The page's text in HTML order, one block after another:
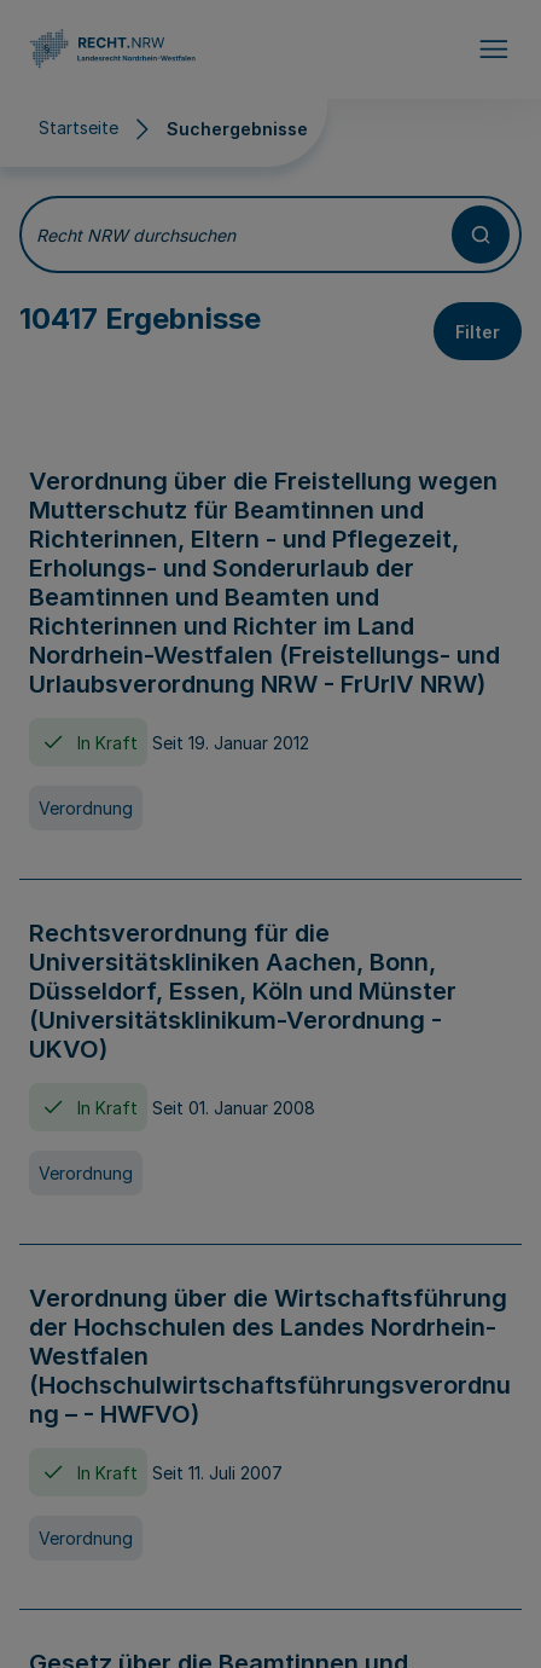
Startseite Suchergebnisse
Suchergebnisse
Recht NRW durchsuchen
10417 Ergebnisse Filter
Verordnung über die Freistellung wegen
Mutterschutz für Beamtinnen und
Richterinnen, Eltern - und Pflegezeit,
Erholungs- und Sonderurlaub der
Beamtinnen und Beamten und
Richterinnen und Richter im Land
Nordrhein-Westfalen (Freistellungs- und
Urlaubsverordnung NRW - FrUrlV NRW)
In Kraft Seit 19. Januar 2012
Verordnung
Rechtsverordnung für die
Universitätskliniken Aachen, Bonn,
Düsseldorf, Essen, Köln und Münster
(Universitätsklinikum-Verordnung -
UKVO)
In Kraft Seit 01. Januar 2008
Verordnung
Verordnung über die Wirtschaftsführung
der Hochschulen des Landes Nordrhein-
Westfalen
(Hochschulwirtschaftsführungsverordnu
ng – - HWFVO)
In Kraft Seit 11. Juli 2007
Verordnung